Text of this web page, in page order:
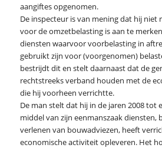
aangiftes opgenomen.
De inspecteur is van mening dat hij niet
voor de omzetbelasting is aan te
diensten waarvoor voorbelasting in
gebruikt zijn voor (voorgenomen)
bestrijdt dit en stelt daarnaast dat de
rechtstreeks verband houden met de
die hij voorheen verrichtte.
De man stelt dat hij in de jaren 2008 tot
middel van zijn eenmanszaak diensten,
verlenen van bouwadviezen, heeft
economische activiteit opleveren. Het